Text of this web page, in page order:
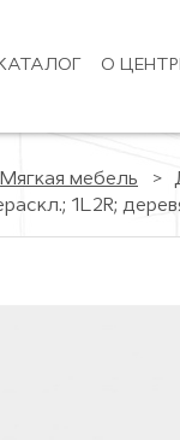
О
Мягкая мебель
1L2R;